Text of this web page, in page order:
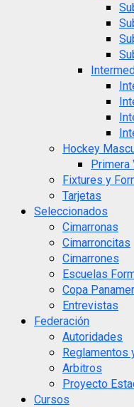
Hockey
Primera
Fixtures y
Tarjetas
Seleccionados
Cimarronas
Cimarroncitas
Cimarrones
Escuelas
Copa
Entrevistas
Federación
Autoridades
Reglamentos
Arbitros
Proyecto
Cursos